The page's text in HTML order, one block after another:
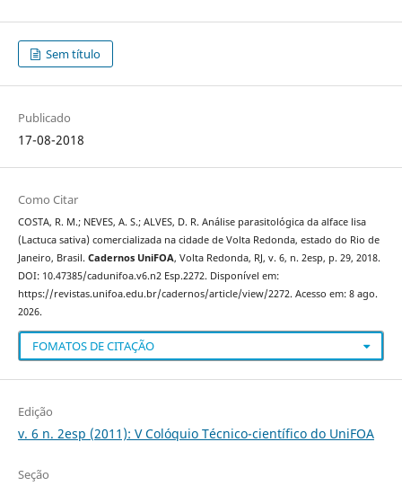
Sem título
Publicado
17-08-2018
Como Citar
COSTA, R. M.; NEVES, A. S.; ALVES, D. R. Análise parasitológica da alface lisa
(Lactuca sativa) comercializada na cidade de Volta Redonda, estado do Rio de
Janeiro, Brasil. Cadernos UniFOA, Volta Redonda, RJ, v. 6, n. 2esp, p. 29, 2018.
DOI: 10.47385/cadunifoa.v6.n2 Esp.2272. Disponível em:
https://revistas.unifoa.edu.br/cadernos/article/view/2272. Acesso em: 8 ago.
2026.
FOMATOS DE CITAÇÃO
Edição
v. 6 n. 2esp (2011): V Colóquio Técnico-científico do UniFOA
Seção